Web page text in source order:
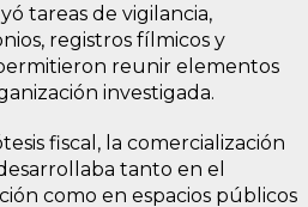
tareas de vigilancia,
registros fílmicos y
reunir elementos
investigada.
fiscal, la comercialización
tanto en el
como en espacios públicos